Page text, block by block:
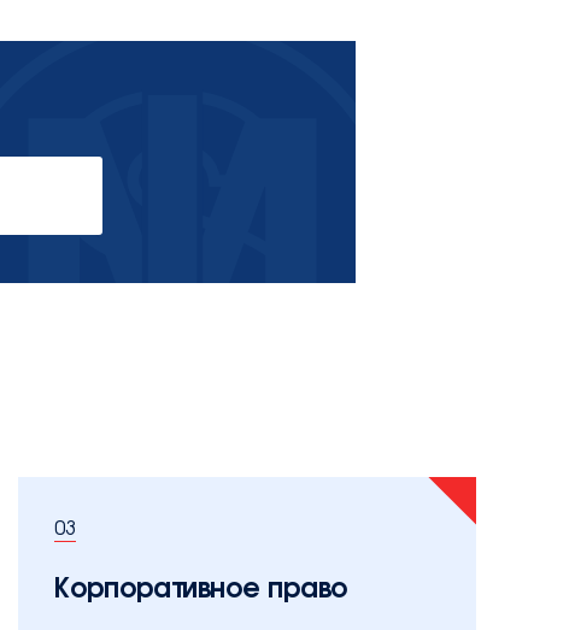
03
Корпоративное право